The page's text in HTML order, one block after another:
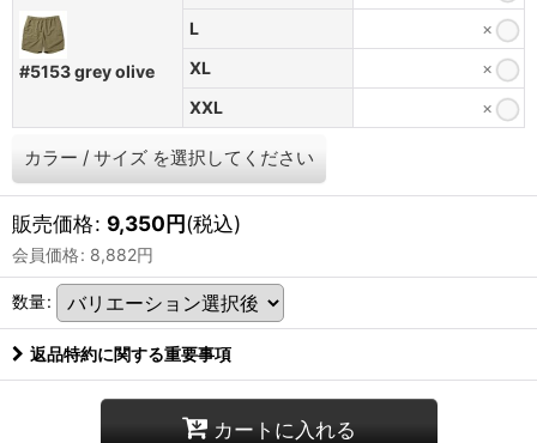
#5153 grey olive
L
×
XL
×
XXL
×
カラー / サイズ を選択してください
販売価格: 9,350円(税込)
会員価格: 8,882円
数量:
返品特約に関する重要事項
カートに入れる